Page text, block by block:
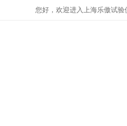
您好，欢迎进入上海乐傲试验